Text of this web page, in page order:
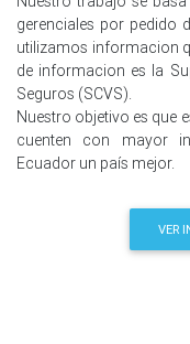
gerenciales por pedido
utilizamos informacion
de informacion es la
Seguros (SCVS).
Nuestro objetivo es que
cuenten con mayor
Ecuador un país mejor.
VER